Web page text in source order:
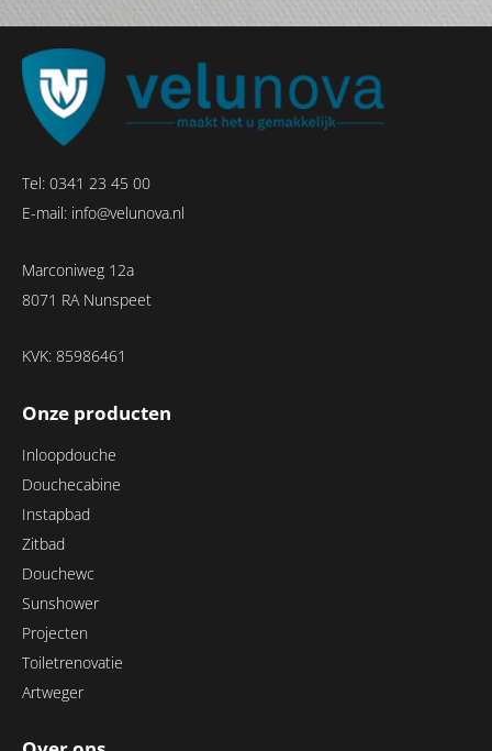
Tel: 0341 23 45 00
E-mail: info@velunova.nl
Marconiweg 12a
8071 RA Nunspeet
KVK: 85986461
Onze producten
Inloopdouche
Douchecabine
Instapbad
Zitbad
Douchewc
Sunshower
Projecten
Toiletrenovatie
Artweger